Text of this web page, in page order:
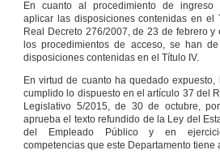
En cuanto al procedimiento de
aplicar las disposiciones contenidas en el
Real Decreto 276/2007, de 23 de febrero y
los procedimientos de acceso, se han
disposiciones contenidas en el Título IV.
En virtud de cuanto ha quedado expuesto,
cumplido lo dispuesto en el artículo 37 del
Legislativo 5/2015, de 30 de octubre,
aprueba el texto refundido de la Ley del
del Empleado Público y en
competencias que este Departamento tiene